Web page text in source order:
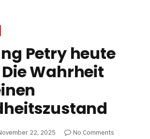
Petry heute
Wahrheit
22, 2025
No Comments